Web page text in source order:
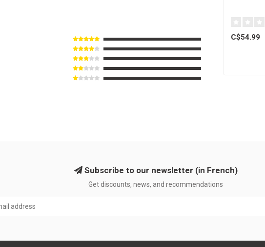
C$54.99
Subscribe to our newsletter (in French)
Get discounts, news, and recommendations